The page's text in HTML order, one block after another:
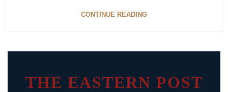
CONTINUE READING
THE EASTERN POST